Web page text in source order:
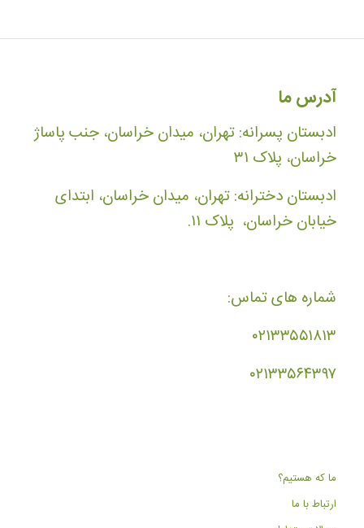
آدرس ما
ادبستان پسرانه: تهران، میدان خراسان، جنب پاساژ
خراسان، پلاک ۳۱
ادبستان دخترانه: تهران، میدان خراسان، ابتدای
خیابان خراسان، پلاک ۱۱.
شماره های تماس:
۰۲۱۳۳۵۵۱۸۱۳
۰۲۱۳۳۵۶۴۳۹۷
ما که هستیم؟
ارتباط با ما